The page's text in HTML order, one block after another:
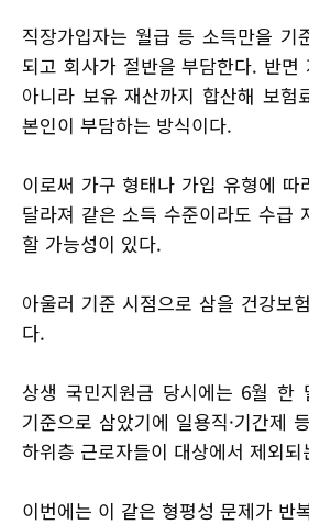
직장가입자는 월급 등 소득만을 기
되고 회사가 절반을 부담한다. 반면
아니라 보유 재산까지 합산해 보험
본인이 부담하는 방식이다.
이로써 가구 형태나 가입 유형에 따
달라져 같은 소득 수준이라도 수급
할 가능성이 있다.
아울러 기준 시점으로 삼을 건강보
다.
상생 국민지원금 당시에는 6월 한
기준으로 삼았기에 일용직·기간제
하위층 근로자들이 대상에서 제외
이번에는 이 같은 형평성 문제가 반